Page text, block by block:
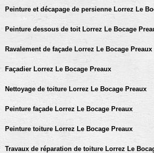
Peinture et décapage de persienne Lorrez Le
Peinture dessous de toit Lorrez Le Bocage
Ravalement de façade Lorrez Le Bocage Preaux
Façadier Lorrez Le Bocage Preaux
Nettoyage de toiture Lorrez Le Bocage Preaux
Peinture façade Lorrez Le Bocage Preaux
Peinture toiture Lorrez Le Bocage Preaux
Travaux de réparation de toiture Lorrez Le